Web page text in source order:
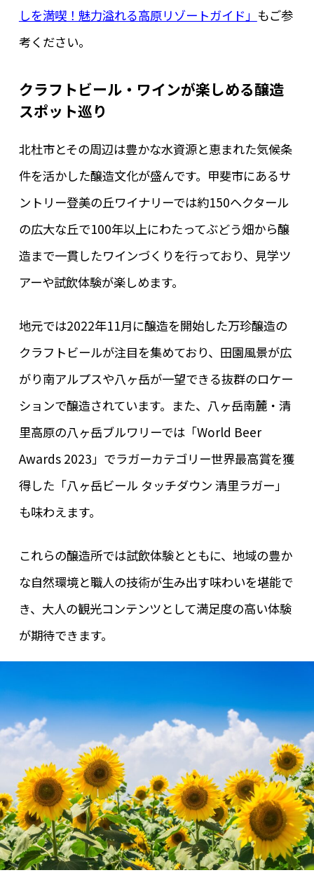
しを満喫！魅力溢れる高原リゾートガイド」 もご参
考ください。
クラフトビール・ワインが楽しめる醸造
スポット巡り
北杜市とその周辺は豊かな水資源と恵まれた気候条
件を活かした醸造文化が盛んです。甲斐市にあるサ
ントリー登美の丘ワイナリーでは約150ヘクタール
の広大な丘で100年以上にわたってぶどう畑から醸
造まで一貫したワインづくりを行っており、見学ツ
アーや試飲体験が楽しめます。
地元では2022年11月に醸造を開始した万珍醸造の
クラフトビールが注目を集めており、田園風景が広
がり南アルプスや八ヶ岳が一望できる抜群のロケー
ションで醸造されています。また、八ヶ岳南麓・清
里高原の八ヶ岳ブルワリーでは「World Beer
Awards 2023」でラガーカテゴリー世界最高賞を獲
得した「八ヶ岳ビール タッチダウン 清里ラガー」
も味わえます。
これらの醸造所では試飲体験とともに、地域の豊か
な自然環境と職人の技術が生み出す味わいを堪能で
き、大人の観光コンテンツとして満足度の高い体験
が期待できます。